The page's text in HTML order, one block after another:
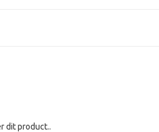
dit product..